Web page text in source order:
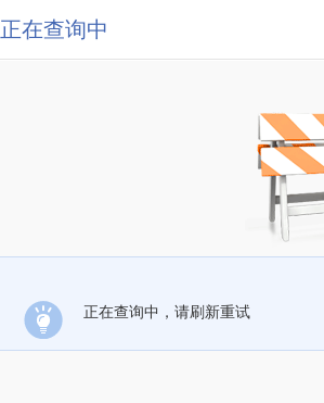
正在查询中
正在查询中，请刷新重试